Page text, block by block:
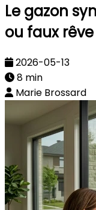
Le gazon
ou faux
2026-05-13
8 min
Marie Brossard